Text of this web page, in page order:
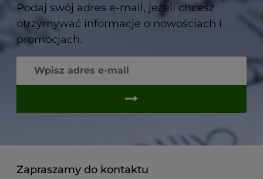
Podaj swój adres e-mail, jeżeli chcesz
otrzymywać informacje o nowościach i
promocjach.
Zapraszamy do kontaktu